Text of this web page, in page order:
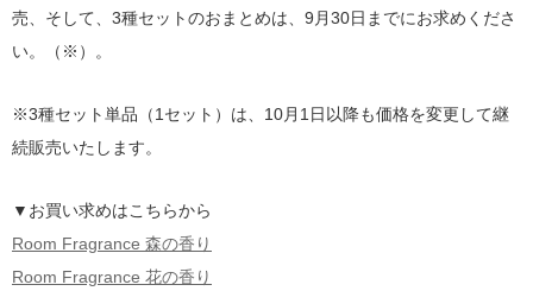
売、そして、3種セットのおまとめは、9月30日までにお求めくださ
い。（※）。
※3種セット単品（1セット）は、10月1日以降も価格を変更して継
続販売いたします。
▼お買い求めはこちらから
Room Fragrance 森の香り
Room Fragrance 花の香り